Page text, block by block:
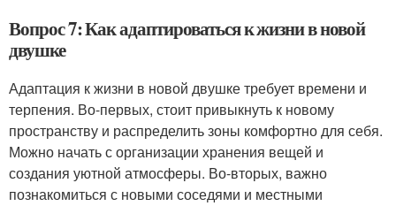
Вопрос 7: Как адаптироваться к жизни в новой
двушке
Адаптация к жизни в новой двушке требует времени и
терпения. Во-первых, стоит привыкнуть к новому
пространству и распределить зоны комфортно для себя.
Можно начать с организации хранения вещей и
создания уютной атмосферы. Во-вторых, важно
познакомиться с новыми соседями и местными